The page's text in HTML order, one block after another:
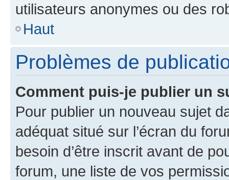
utilisateurs anonymes ou des
Haut
Problèmes de
Comment puis-je publier un
Pour publier un nouveau sujet
adéquat situé sur l’écran du
besoin d’être inscrit avant de
forum, une liste de vos